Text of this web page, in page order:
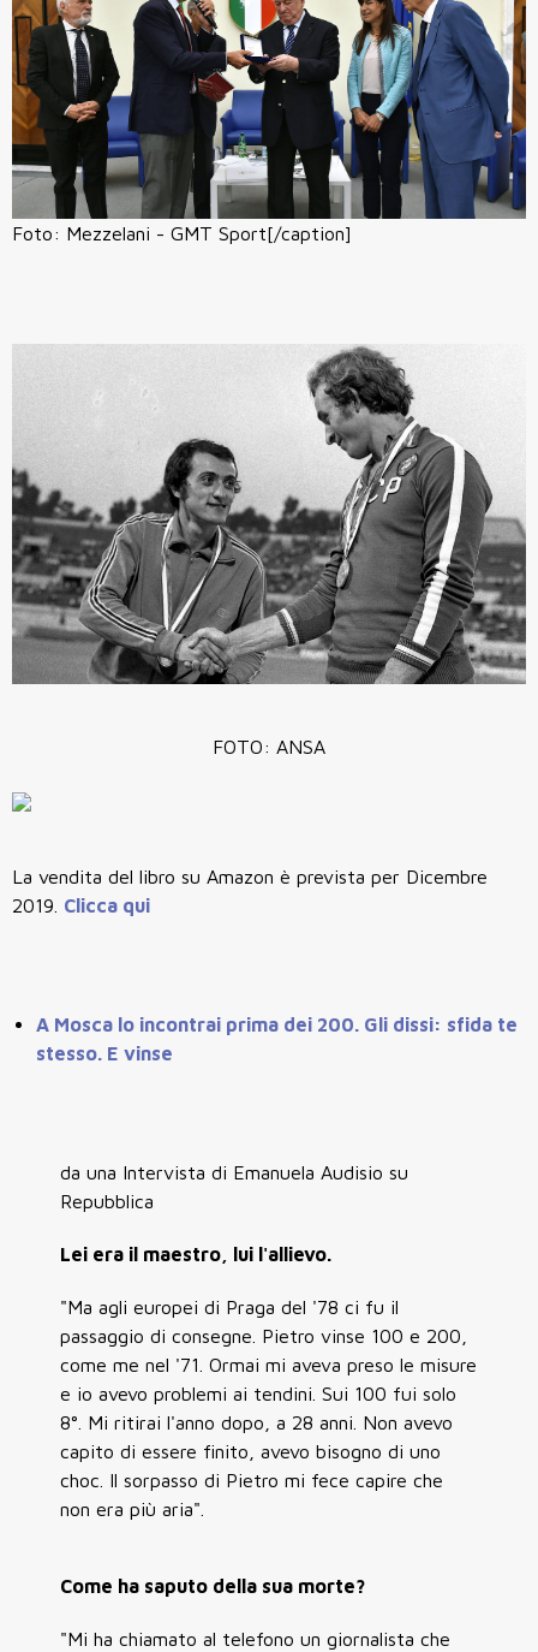
Foto: Mezzelani - GMT Sport[/caption]
FOTO: ANSA
La vendita del libro su Amazon è prevista per Dicembre
2019. Clicca qui
A Mosca lo incontrai prima dei 200. Gli dissi: sfida te
stesso. E vinse
da una Intervista di Emanuela Audisio su
Repubblica
Lei era il maestro, lui l'allievo.
"Ma agli europei di Praga del '78 ci fu il
passaggio di consegne. Pietro vinse 100 e 200,
come me nel '71. Ormai mi aveva preso le misure
e io avevo problemi ai tendini. Sui 100 fui solo
8°. Mi ritirai l'anno dopo, a 28 anni. Non avevo
capito di essere finito, avevo bisogno di uno
choc. Il sorpasso di Pietro mi fece capire che
non era più aria".
Come ha saputo della sua morte?
"Mi ha chiamato al telefono un giornalista che